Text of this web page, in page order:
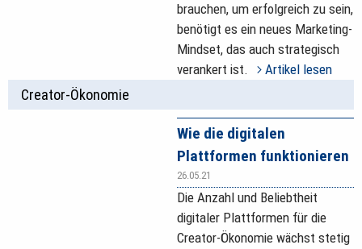
brauchen, um erfolgreich zu sein,
benötigt es ein neues Marketing-
Mindset, das auch strategisch
verankert ist.
Artikel lesen
Creator-Ökonomie
Wie die digitalen
Plattformen funktionieren
26.05.21
Die Anzahl und Beliebtheit
digitaler Plattformen für die
Creator-Ökonomie wächst stetig